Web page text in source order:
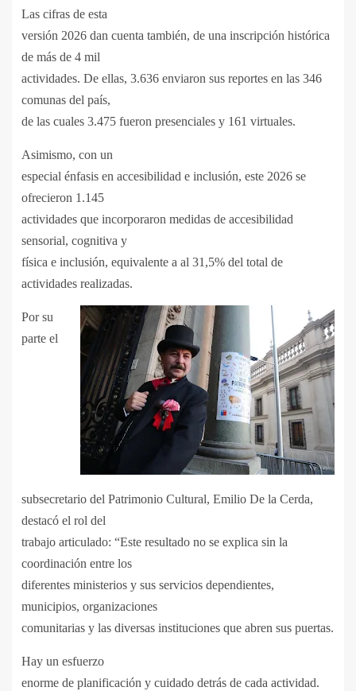
Las cifras de esta
versión 2026 dan cuenta también, de una inscripción histórica
de más de 4 mil
actividades. De ellas, 3.636 enviaron sus reportes en las 346
comunas del país,
de las cuales 3.475 fueron presenciales y 161 virtuales.
Asimismo, con un
especial énfasis en accesibilidad e inclusión, este 2026 se
ofrecieron 1.145
actividades que incorporaron medidas de accesibilidad
sensorial, cognitiva y
física e inclusión, equivalente a al 31,5% del total de
actividades realizadas.
Por su
parte el
subsecretario del Patrimonio Cultural, Emilio De la Cerda,
destacó el rol del
trabajo articulado: “Este resultado no se explica sin la
coordinación entre los
diferentes ministerios y sus servicios dependientes,
municipios, organizaciones
comunitarias y las diversas instituciones que abren sus puertas.
Hay un esfuerzo
enorme de planificación y cuidado detrás de cada actividad.